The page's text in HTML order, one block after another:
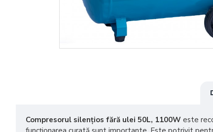
Compresorul silențios fără ulei 50L, 1100W este